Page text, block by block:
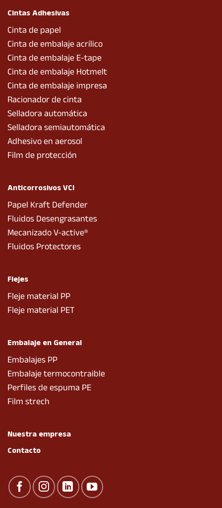
Cintas Adhesivas
Cinta de papel
Cinta de embalaje acrílico
Cinta de embalaje E-tape
Cinta de embalaje Hotmelt
Cinta de embalaje impresa
Racionador de cinta
Selladora automática
Selladora semiautomática
Adhesivo en aerosol
Film de protección
Anticorrosivos VCI
Papel Kraft Defender
Fluidos Desengrasantes
Mecanizado V-active®
Fluidos Protectores
Flejes
Fleje material PP
Fleje material PET
Embalaje en General
Embalajes PP
Embalaje termocontraible
Perfiles de espuma PE
Film strech
Nuestra empresa
Contacto